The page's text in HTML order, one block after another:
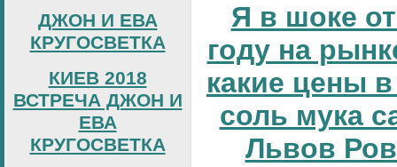
ДЖОН И ЕВА
КРУГОСВЕТКА
КИЕВ 2018
ВСТРЕЧА ДЖОН И
ЕВА
КРУГОСВЕТКА
Я в шоке
году на
какие цены
соль мука
Львов